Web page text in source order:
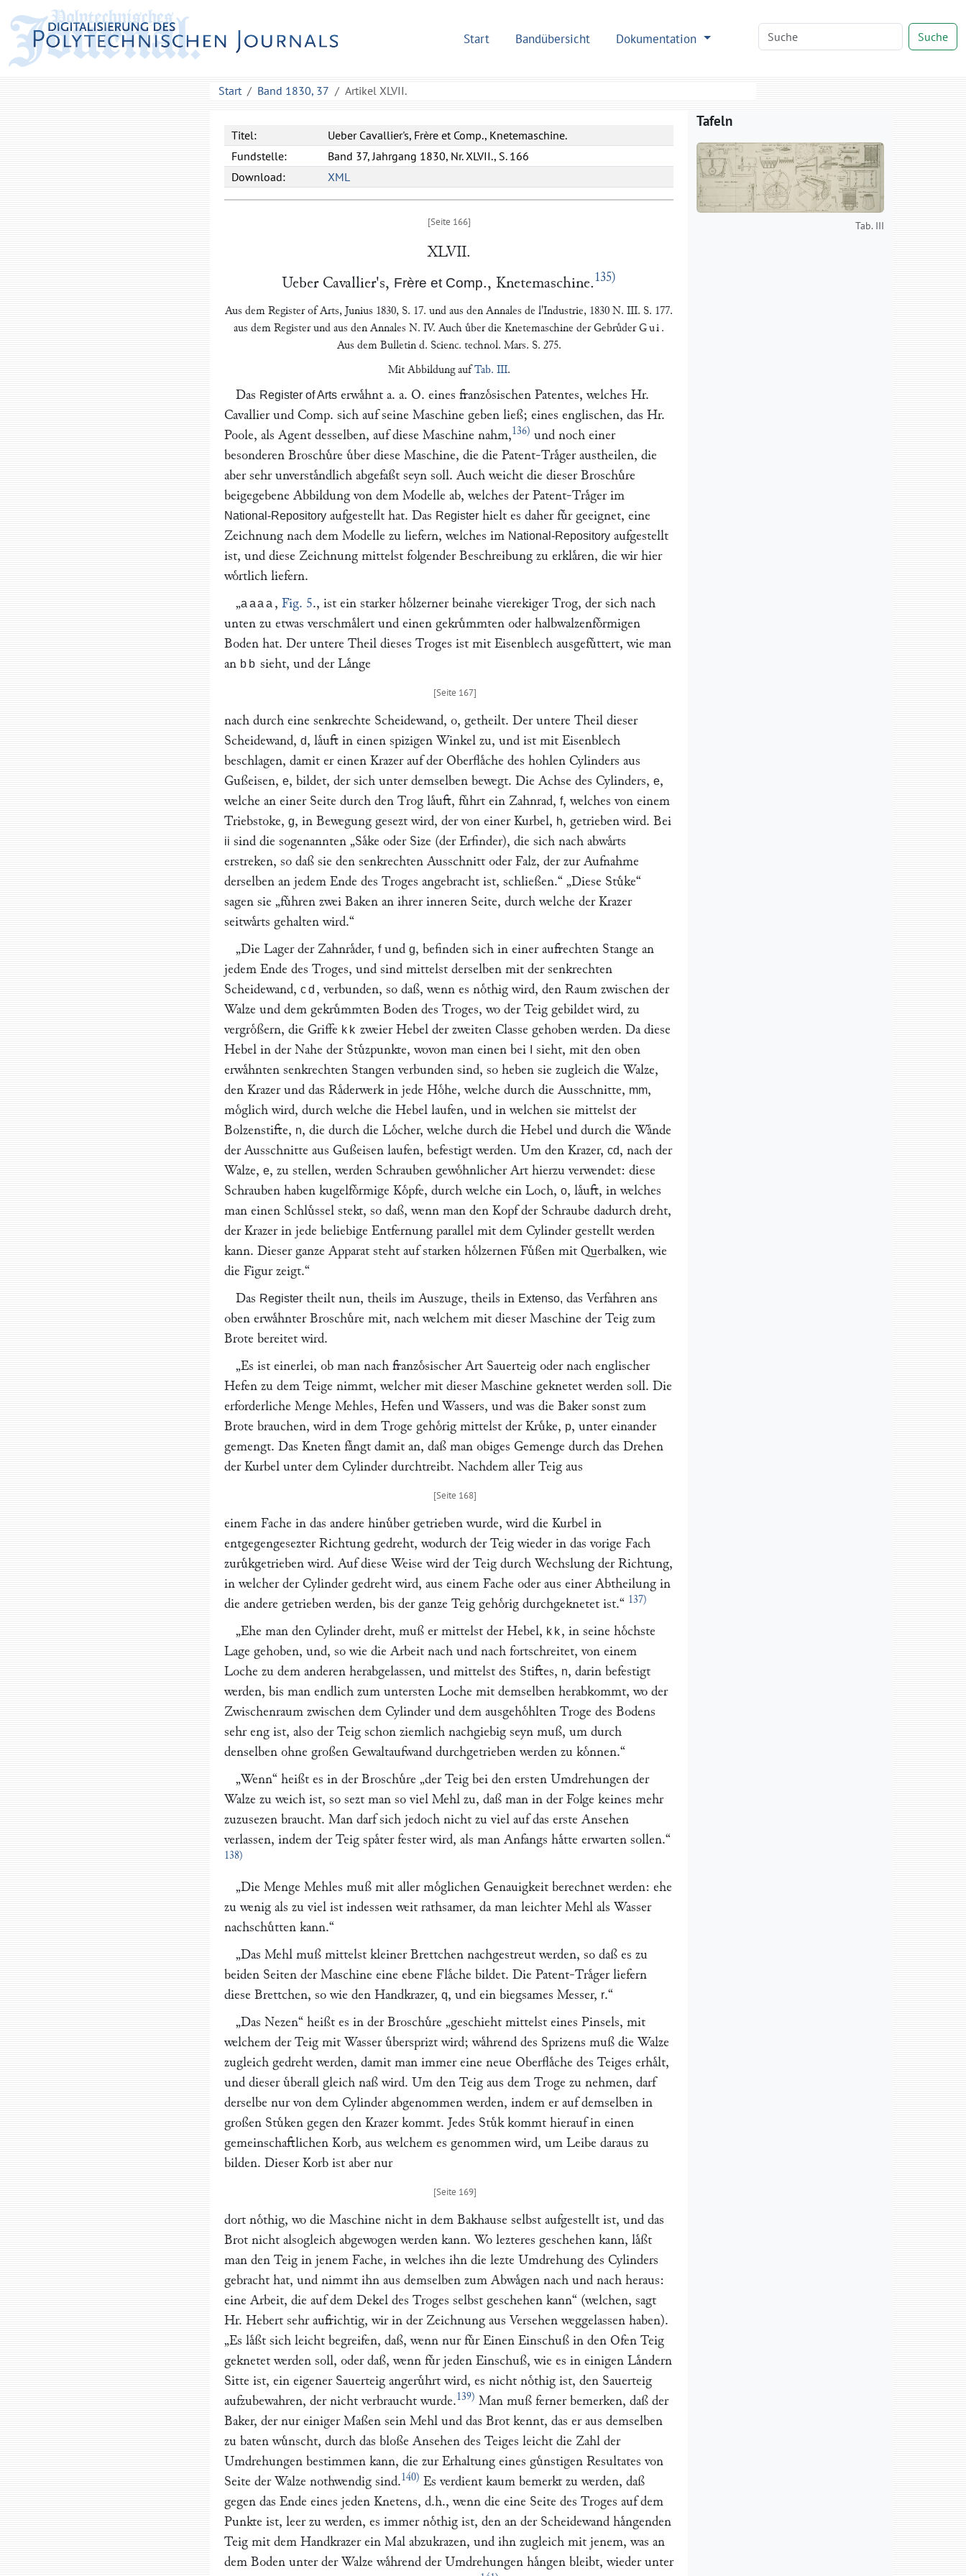
Start Bandübersicht Dokumentation Suche
Start Band 1830, 37 Artikel XLVII.
Titel:
Ueber Cavallier's, Frère et Comp., Knetemaschine.
Fundstelle:
Band 37, Jahrgang 1830, Nr. XLVII., S. 166
Download:
XML
XLVII.
Ueber Cavallier's, Frère et Comp., Knetemaschine.135)
Aus dem Register of Arts, Junius 1830, S. 17. und aus den Annales de l'Industrie, 1830 N. III. S. 177.
aus dem Registerund aus den Annales N. IV. Auch uͤber die Knetemaschine der GebruͤderGui .
Aus dem Bulletin d. Scienc. technol. Mars. S. 275.
Mit Abbildung aufTab. III.
Das Register of Arts erwaͤhnt a. a. O. eines franzoͤsischen Patentes, welches Hr.
Cavallierund Comp. sich auf seine Maschine geben ließ; eines englischen, das Hr.
Poole, als Agent desselben, auf diese Maschine nahm,136) und noch einer
besonderen Broschuͤre uͤber diese Maschine, die die Patent-Traͤger austheilen, die
aber sehr unverstaͤndlich abgefaßt seyn soll. Auch weicht die dieser Broschuͤre
beigegebene Abbildung von dem Modelle ab, welches der Patent-Traͤger im
National-Repository aufgestellt hat. Das Register hielt es daher fuͤr geeignet, eine
Zeichnung nach dem Modelle zu liefern, welches im National-Repository aufgestellt
ist, und diese Zeichnung mittelst folgender Beschreibung zu erklaͤren, die wir hier
woͤrtlich liefern.
„aaaa , Fig. 5., ist ein starker hoͤlzerner beinahe vierekiger Trog, der sich nach
unten zu etwas verschmaͤlert und einen gekruͤmmten oder halbwalzenfoͤrmigen
Boden hat. Der untere Theil dieses Troges ist mit Eisenblech ausgefuͤttert, wie man
an bb sieht, und der Laͤnge
nach durch eine senkrechte Scheidewand, o, getheilt. Der untere Theil dieser
Scheidewand, d, laͤuft in einen spizigen Winkel zu, und ist mit Eisenblech
beschlagen, damit er einen Krazer auf der Oberflaͤche des hohlen Cylinders aus
Gußeisen, e, bildet, der sich unter demselben bewegt. Die Achse des Cylinders, e,
welche an einer Seite durch den Trog laͤuft, fuͤhrt ein Zahnrad, f, welches von einem
Triebstoke, g, in Bewegung gesezt wird, der von einer Kurbel, h, getrieben wird. Bei
ii sind die sogenannten „Saͤke oder Size (der Erfinder), die sich nach abwaͤrts
erstreken, so daß sie den senkrechten Ausschnitt oder Falz, der zur Aufnahme
derselben an jedem Ende des Troges angebracht ist, schließen.“ „Diese Stuͤke“
sagen sie „fuͤhren zwei Baken an ihrer inneren Seite, durch welche der Krazer
seitwaͤrts gehalten wird.“
„Die Lager der Zahnraͤder, fund g, befinden sich in einer aufrechten Stange an
jedem Ende des Troges, und sind mittelst derselben mit der senkrechten
Scheidewand, cd , verbunden, so daß, wenn es noͤthig wird, den Raum zwischen der
Walze und dem gekruͤmmten Boden des Troges, wo der Teig gebildet wird, zu
vergroͤßern, die Griffe kk zweier Hebel der zweiten Classe gehoben werden. Da diese
Hebel in der Nahe der Stuͤzpunkte, wovon man einen bei
sieht, mit den oben
erwaͤhnten senkrechten Stangen verbunden sind, so heben sie zugleich die Walze,
den Krazer und das Raͤderwerk in jede Hoͤhe, welche durch die Ausschnitte, mm,
moͤglich wird, durch welche die Hebel laufen, und in welchen sie mittelst der
Bolzenstifte, n, die durch die Loͤcher, welche durch die Hebel und durch die Waͤnde
der Ausschnitte aus Gußeisen laufen, befestigt werden. Um den Krazer, cd, nach der
Walze, e, zu stellen, werden Schrauben gewoͤhnlicher Art hierzu verwendet: diese
Schrauben haben kugelfoͤrmige Koͤpfe, durch welche ein Loch, o, laͤuft, in welches
man einen Schluͤssel stekt, so daß, wenn man den Kopf der Schraube dadurch dreht,
der Krazer in jede beliebige Entfernung parallel mit dem Cylinder gestellt werden
kann. Dieser ganze Apparat steht auf starken hoͤlzernen Fuͤßen mit Querbalken, wie
die Figur zeigt.“
Das Register theilt nun, theils im Auszuge, theils in Extenso, das Verfahren ans
oben erwaͤhnter Broschuͤre mit, nach welchem mit dieser Maschine der Teig zum
Brote bereitet wird.
„Es ist einerlei, ob man nach franzoͤsischer Art Sauerteig oder nach englischer
Hefen zu dem Teige nimmt, welcher mit dieser Maschine geknetet werden soll. Die
erforderliche Menge Mehles, Hefen und Wassers, und was die Baker sonst zum
Brote brauchen, wird in dem Troge gehoͤrig mittelst der Kruͤke, p, unter einander
gemengt. Das Kneten faͤngt damit an, daß man obiges Gemenge durch das Drehen
der Kurbel unter dem Cylinder durchtreibt. Nachdem aller Teig aus
einem Fache in das andere hinuͤber getrieben wurde, wird die Kurbel in
entgegengesezter Richtung gedreht, wodurch der Teig wieder in das vorige Fach
zuruͤkgetrieben wird. Auf diese Weise wird der Teig durch Wechslung der Richtung,
in welcher der Cylinder gedreht wird, aus einem Fache oder aus einer Abtheilung in
die andere getrieben werden, bis der ganze Teig gehoͤrig durchgeknetet ist.“ 137)
„Ehe man den Cylinder dreht, muß er mittelst der Hebel, kk, in seine hoͤchste
Lage gehoben, und, so wie die Arbeit nach und nach fortschreitet, von einem
Loche zu dem anderen herabgelassen, und mittelst des Stiftes, n, darin befestigt
werden, bis man endlich zum untersten Loche mit demselben herabkommt, wo der
Zwischenraum zwischen dem Cylinder und dem ausgehoͤhlten Troge des Bodens
sehr eng ist, also der Teig schon ziemlich nachgiebig seyn muß, um durch
denselben ohne großen Gewaltaufwand durchgetrieben werden zu koͤnnen.“
„Wenn“ heißt es in der Broschuͤre „der Teig bei den ersten Umdrehungen der
Walze zu weich ist, so sezt man so viel Mehl zu, daß man in der Folge keines mehr
zuzusezen braucht. Man darf sich jedoch nicht zu viel auf das erste Ansehen
verlassen, indem der Teig spaͤter fester wird, als man Anfangs haͤtte erwarten sollen.“
138)
„Die Menge Mehles muß mit aller moͤglichen Genauigkeit berechnet werden: ehe
zu wenig als zu viel ist indessen weit rathsamer, da man leichter Mehl als Wasser
nachschuͤtten kann.“
„Das Mehl muß mittelst kleiner Brettchen nachgestreut werden, so daß es zu
beiden Seiten der Maschine eine ebene Flaͤche bildet. Die Patent-Traͤger liefern
diese Brettchen, so wie den Handkrazer, q, und ein biegsames Messer, r.“
„Das Nezen“ heißt es in der Broschuͤre „geschieht mittelst eines Pinsels, mit
welchem der Teig mit Wasser uͤbersprizt wird; waͤhrend des Sprizens muß die Walze
zugleich gedreht werden, damit man immer eine neue Oberflaͤche des Teiges erhaͤlt,
und dieser uͤberall gleich naß wird. Um den Teig aus dem Troge zu nehmen, darf
derselbe nur von dem Cylinder abgenommen werden, indem er auf demselben in
großen Stuͤken gegen den Krazer kommt. Jedes Stuͤk kommt hierauf in einen
gemeinschaftlichen Korb, aus welchem es genommen wird, um Leibe daraus zu
bilden. Dieser Korb ist aber nur
dort noͤthig, wo die Maschine nicht in dem Bakhause selbst aufgestellt ist, und das
Brot nicht alsogleich abgewogen werden kann. Wo lezteres geschehen kann, laͤßt
man den Teig in jenem Fache, in welches ihn die lezte Umdrehung des Cylinders
gebracht hat, und nimmt ihn aus demselben zum Abwaͤgen nach und nach heraus:
eine Arbeit, die auf dem Dekel des Troges selbst geschehen kann“ (welchen, sagt
Hr. Hebert sehr aufrichtig, wir in der Zeichnung aus Versehen weggelassen haben).
„Es laͤßt sich leicht begreifen, daß, wenn nur fuͤr Einen Einschuß in den Ofen Teig
geknetet werden soll, oder daß, wenn fuͤr jeden Einschuß, wie es in einigen Laͤndern
Sitte ist, ein eigener Sauerteig angeruͤhrt wird, es nicht noͤthig ist, den Sauerteig
aufzubewahren, der nicht verbraucht wurde.139) Man muß ferner bemerken, daß der
Baker, der nur einiger Maßen sein Mehl und das Brot kennt, das er aus demselben
zu baten wuͤnscht, durch das bloße Ansehen des Teiges leicht die Zahl der
Umdrehungen bestimmen kann, die zur Erhaltung eines guͤnstigen Resultates von
Seite der Walze nothwendig sind.140) Es verdient kaum bemerkt zu werden, daß
gegen das Ende eines jeden Knetens, d.h., wenn die eine Seite des Troges auf dem
Punkte ist, leer zu werden, es immer noͤthig ist, den an der Scheidewand haͤngenden
Teig mit dem Handkrazer ein Mal abzukrazen, und ihn zugleich mit jenem, was an
dem Boden unter der Walze waͤhrend der Umdrehungen haͤngen bleibt, wieder unter
Tafeln
Tab. III